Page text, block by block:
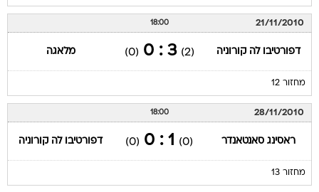
21/11/2010
18:00
דפורטיבו לה קורוניה (2)
3 : 0
(0) מלאגה
מחזור 12
28/11/2010
18:00
ראסינג סאנטאנדר (0)
1 : 0
(0) דפורטיבו לה קורוניה
מחזור 13